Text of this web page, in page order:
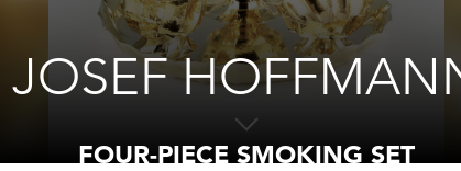
EVENTS
TOUR VIRTUEL
ENCHÈRES
JOSEF
FOUR-PIECE SMOKING SET